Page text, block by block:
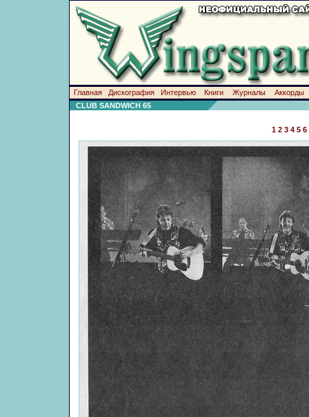
Главная Дискография Интервью Книги Журналы
Аккорды
CLUB SANDWICH 65
1 2 3 4 5 6